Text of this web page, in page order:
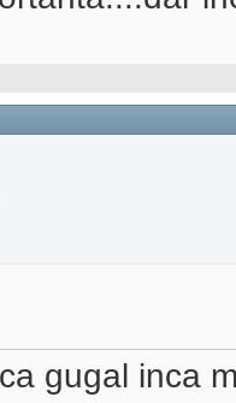
gugal inca